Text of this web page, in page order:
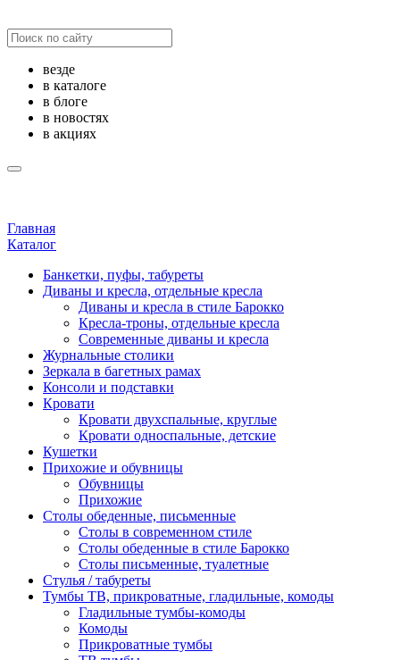
везде
в каталоге
в блоге
в новостях
в акциях
Главная
Каталог
Банкетки, пуфы, табуреты
Диваны и кресла, отдельные кресла
Диваны и кресла в стиле Барокко
Кресла-троны, отдельные кресла
Современные диваны и кресла
Журнальные столики
Зеркала в багетных рамах
Консоли и подставки
Кровати
Кровати двухспальные, круглые
Кровати односпальные, детские
Кушетки
Прихожие и обувницы
Обувницы
Прихожие
Столы обеденные, письменные
Столы в современном стиле
Столы обеденные в стиле Барокко
Столы письменные, туалетные
Стулья / табуреты
Тумбы ТВ, прикроватные, гладильные, комоды
Гладильные тумбы-комоды
Комоды
Прикроватные тумбы